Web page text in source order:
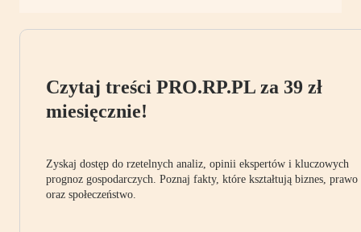
Czytaj treści PRO.RP.PL za 39 zł
miesięcznie!
Zyskaj dostęp do rzetelnych analiz, opinii ekspertów i kluczowych
prognoz gospodarczych. Poznaj fakty, które kształtują biznes, prawo
oraz społeczeństwo.